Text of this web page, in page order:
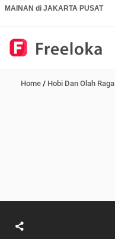
MAINAN di JAKARTA PUSAT
Home / Hobi Dan Olah Raga